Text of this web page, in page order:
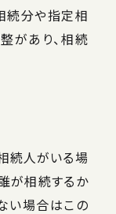
続分や指定相
があり、相続
続人がいる場
が相続するか
い場合はこの